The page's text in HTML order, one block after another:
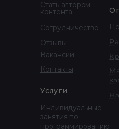
Отзывы
Сотрудничество
Стать автором
контента
Вакансии
Контакты
Услуги
Индивидуальные
занятия по
программированию